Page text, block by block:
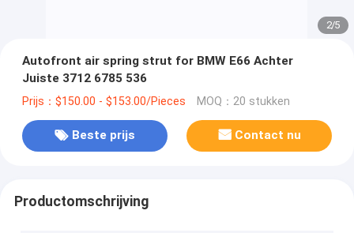
2/5
Autofront air spring strut for BMW E66 Achter
Juiste 3712 6785 536
Prijs：$150.00 - $153.00/Pieces MOQ：20 stukken
Beste prijs Contact nu
Productomschrijving